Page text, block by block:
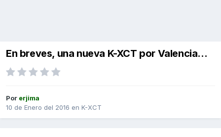
En breves, una nueva K-XCT por Valencia...
Por erjima
10 de Enero del 2016 en K-XCT